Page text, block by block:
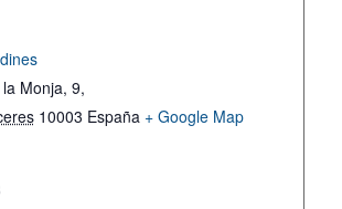
Monja, 9,
10003 España + Google Map